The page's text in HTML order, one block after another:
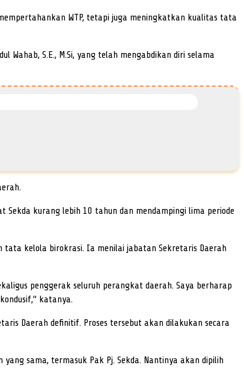
WTP, tetapi juga meningkatkan kualitas tata
S.E., M.Si, yang telah mengabdikan diri selama
Sekda kurang lebih 10 tahun dan mendampingi lima periode
tata kelola birokrasi. Ia menilai jabatan Sekretaris Daerah
penggerak seluruh perangkat daerah. Saya berharap
katanya.
Daerah definitif. Proses tersebut akan dilakukan secara
sama, termasuk Pak Pj. Sekda. Nantinya akan dipilih